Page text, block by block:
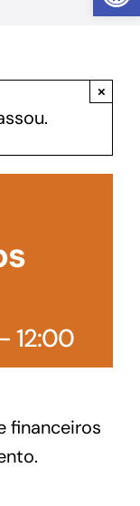
×
12:00
financeiros